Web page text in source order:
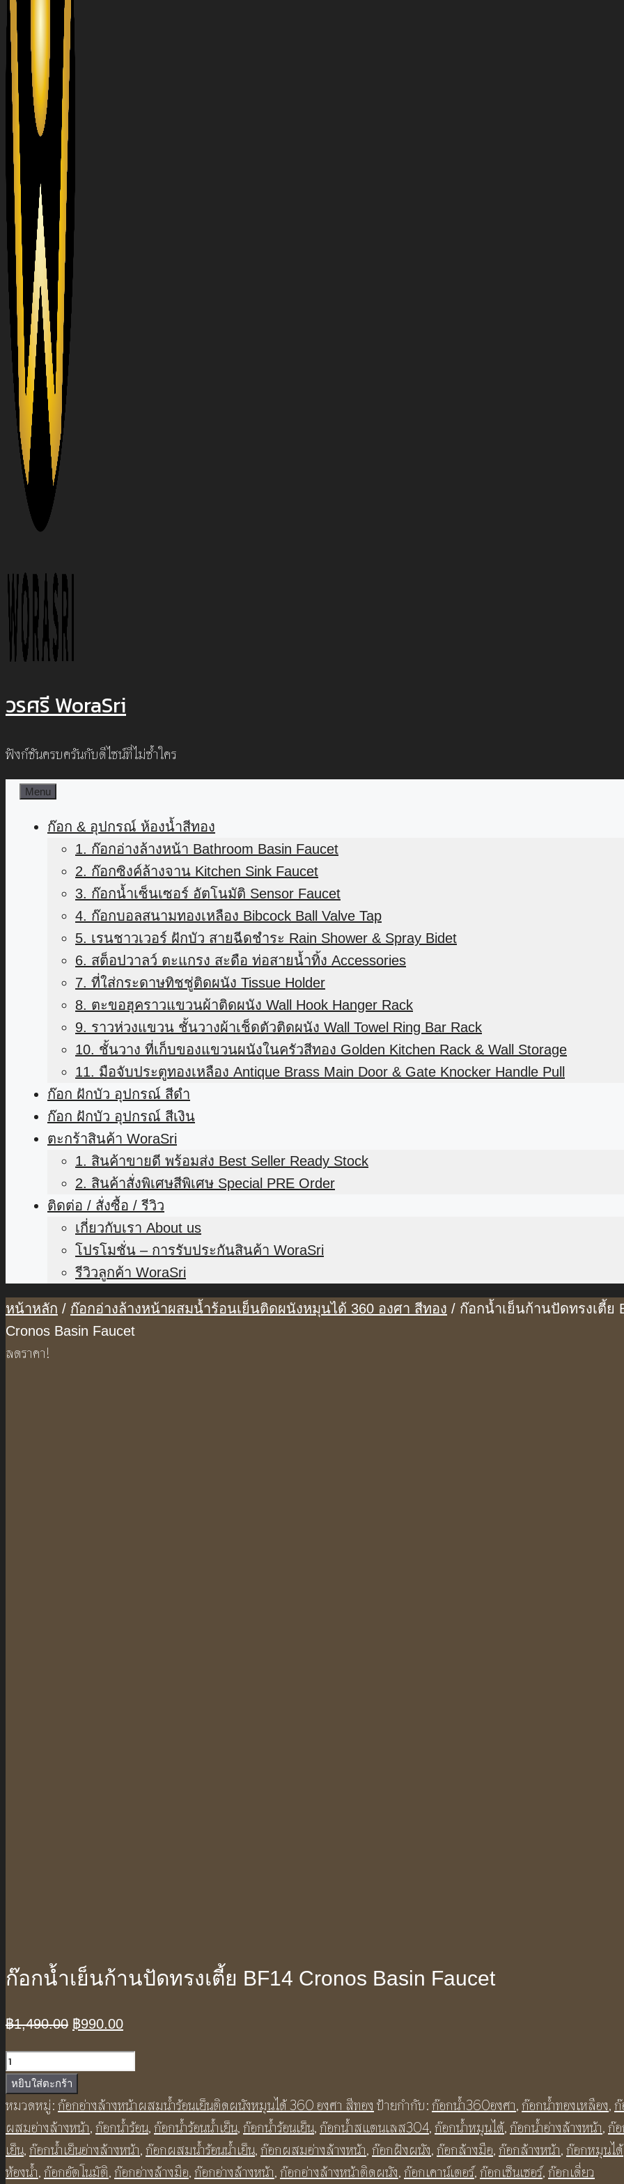
วรศรี WoraSri
ฟังก์ชันครบครันกับดีไซน์ที่ไม่ซ้ำใคร
Menu
ก๊อก & อุปกรณ์ ห้องน้ำสีทอง
1. ก๊อกอ่างล้างหน้า Bathroom Basin Faucet
2. ก๊อกซิงค์ล้างจาน Kitchen Sink Faucet
3. ก๊อกน้ำเซ็นเซอร์ อัตโนมัติ Sensor Faucet
4. ก๊อกบอลสนามทองเหลือง Bibcock Ball Valve Tap
5. เรนชาวเวอร์ ฝักบัว สายฉีดชำระ Rain Shower & Spray Bidet
6. สต็อปวาลว์ ตะแกรง สะดือ ท่อสายน้ำทิ้ง Accessories
7. ที่ใส่กระดาษทิชชู่ติดผนัง Tissue Holder
8. ตะขอฮุคราวแขวนผ้าติดผนัง Wall Hook Hanger Rack
9. ราวห่วงแขวน ชั้นวางผ้าเช็ดตัวติดผนัง Wall Towel Ring Bar Rack
10. ชั้นวาง ที่เก็บของแขวนผนังในครัวสีทอง Golden Kitchen Rack & Wall Storage
11. มือจับประตูทองเหลือง Antique Brass Main Door & Gate Knocker Handle Pull
ก๊อก ฝักบัว อุปกรณ์ สีดำ
ก๊อก ฝักบัว อุปกรณ์ สีเงิน
ตะกร้าสินค้า WoraSri
1. สินค้าขายดี พร้อมส่ง Best Seller Ready Stock
2. สินค้าสั่งพิเศษสีพิเศษ Special PRE Order
ติดต่อ / สั่งซื้อ / รีวิว
เกี่ยวกับเรา About us
โปรโมชั่น – การรับประกันสินค้า WoraSri
รีวิวลูกค้า WoraSri
หน้าหลัก / ก๊อกอ่างล้างหน้าผสมน้ำร้อนเย็นติดผนังหมุนได้ 360 องศา สีทอง / ก๊อกน้ำเย็นก้านปัดทรงเตี้ย
Cronos Basin Faucet
ลดราคา!
ก๊อกน้ำเย็นก้านปัดทรงเตี้ย BF14 Cronos Basin Faucet
฿1,490.00 Original
was:
฿1,490.00.
฿990.00Current
is:
จำนวน
ก๊อก
น้ำ
เย็น
ก้าน
ปัด
หยิบใส่ตะกร้า
หมวดหมู่:ก๊อกอ่างล้างหน้าผสมน้ำร้อนเย็นติดผนังหมุนได้ 360 องศา สีทอง ป้ายกำกับ:ก๊อกน้ำ360องศา,ก๊อกน้ำทองเหลือง,
ผสมอ่างล้างหน้า,ก๊อกน้ำร้อน,ก๊อกน้ำร้อนน้ำเย็น,ก๊อกน้ำร้อนเย็น,ก๊อกน้ำสแตนเลส304,ก๊อกน้ำหมุนได้,ก๊อกน้ำอ่างล้างหน้า,ก๊
เย็น,ก๊อกน้ำเย็นอ่างล้างหน้า,ก๊อกผสมน้ำร้อนน้ำเย็น,ก๊อกผสมอ่างล้างหน้า,ก๊อกฝังผนัง,ก๊อกล้างมือ,ก๊อกล้างหน้า,ก๊อกหมุนได้
ห้องน้ำ,ก๊อกอัตโนมัติ,ก๊อกอ่างล้างมือ,ก๊อกอ่างล้างหน้า,ก๊อกอ่างล้างหน้าติดผนัง,ก๊อกเคาน์เตอร์,ก๊อกเซ็นเซอร์,ก๊อกเดี่ยว